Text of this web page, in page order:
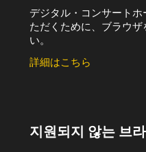
デジタル・コンサート
ただくために、ブラウ
い。
詳細はこちら
지원되지 않는 브